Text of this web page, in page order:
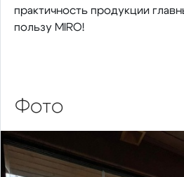
практичность продукции
пользу MIRO!
Фото